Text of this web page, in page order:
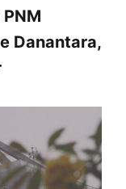
Danantara,